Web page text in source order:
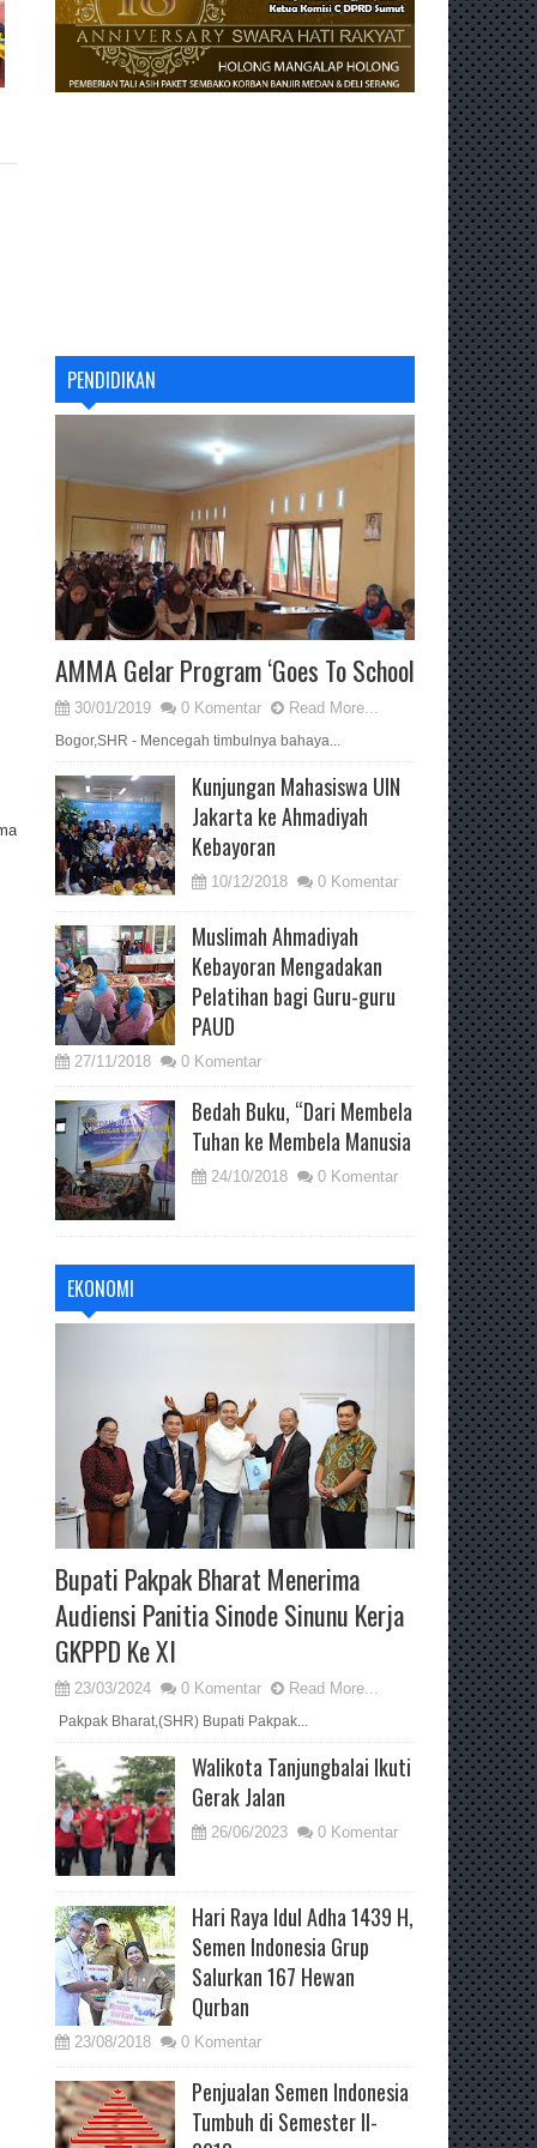
PENDIDIKAN
AMMA Gelar Program ‘Goes To School
30/01/2019 0 Komentar Read More...
Bogor,SHR - Mencegah timbulnya bahaya...
Kunjungan Mahasiswa UIN
Jakarta ke Ahmadiyah
Kebayoran
10/12/2018 0 Komentar
Muslimah Ahmadiyah
Kebayoran Mengadakan
Pelatihan bagi Guru-guru
PAUD
27/11/2018 0 Komentar
Bedah Buku, “Dari Membela
Tuhan ke Membela Manusia
24/10/2018 0 Komentar
EKONOMI
Bupati Pakpak Bharat Menerima
Audiensi Panitia Sinode Sinunu Kerja
GKPPD Ke XI
23/03/2024 0 Komentar Read More...
Pakpak Bharat,(SHR) Bupati Pakpak...
Walikota Tanjungbalai Ikuti
Gerak Jalan
26/06/2023 0 Komentar
Hari Raya Idul Adha 1439 H,
Semen Indonesia Grup
Salurkan 167 Hewan
Qurban
23/08/2018 0 Komentar
Penjualan Semen Indonesia
Tumbuh di Semester II-